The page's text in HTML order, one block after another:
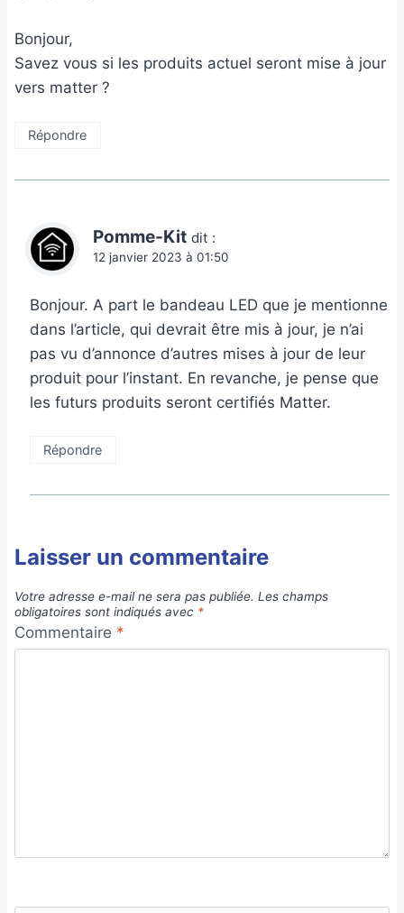
Bonjour,
Savez vous si les produits actuel seront mise à jour
vers matter ?
Répondre
Pomme-Kit dit :
12 janvier 2023 à 01:50
Bonjour. A part le bandeau LED que je mentionne
dans l’article, qui devrait être mis à jour, je n’ai
pas vu d’annonce d’autres mises à jour de leur
produit pour l’instant. En revanche, je pense que
les futurs produits seront certifiés Matter.
Répondre
Laisser un commentaire
Votre adresse e-mail ne sera pas publiée. Les champs
obligatoires sont indiqués avec *
Commentaire *